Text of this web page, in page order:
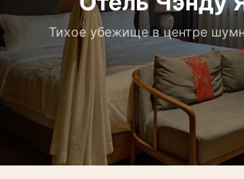
Тихое убежище в центре